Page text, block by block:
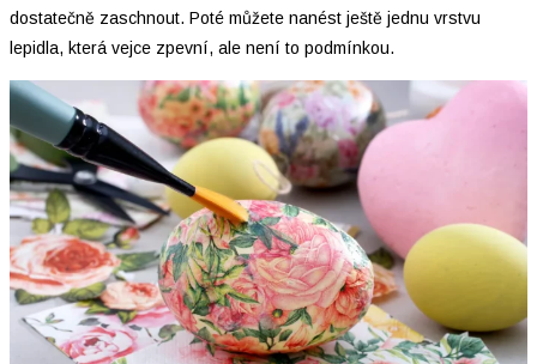
dostatečně zaschnout. Poté můžete nanést ještě jednu vrstvu
lepidla, která vejce zpevní, ale není to podmínkou.